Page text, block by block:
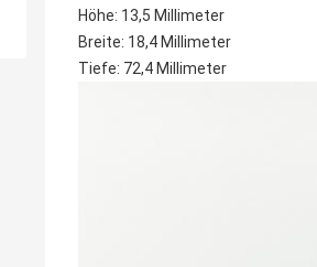
Höhe: 13,5 Millimeter
Breite: 18,4 Millimeter
Tiefe: 72,4 Millimeter